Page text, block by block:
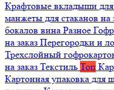
Крафтовые вкладыши для
манжеты для стаканов на
бокалов вина Разное
на заказ Перегородки и
Трехслойный
на заказ Текстиль Топ
Картонная упаковка для